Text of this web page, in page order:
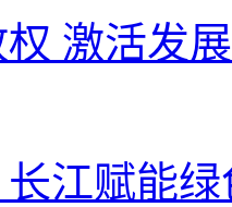
激活发
江赋能